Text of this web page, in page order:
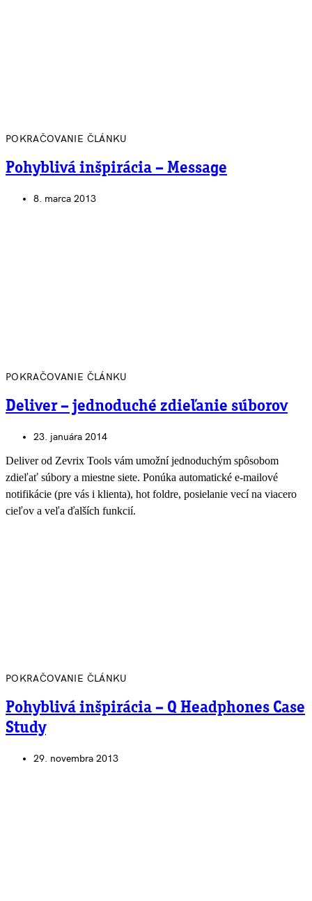
POKRAČOVANIE ČLÁNKU
Pohyblivá inšpirácia – Message
8. marca 2013
POKRAČOVANIE ČLÁNKU
Deliver – jednoduché zdieľanie súborov
23. januára 2014
Deliver od Zevrix Tools vám umožní jednoduchým spôsobom
zdieľať súbory a miestne siete. Ponúka automatické e-mailové
notifikácie (pre vás i klienta), hot foldre, posielanie vecí na viacero
cieľov a veľa ďalších funkcií.
POKRAČOVANIE ČLÁNKU
Pohyblivá inšpirácia – Q Headphones Case
Study
29. novembra 2013